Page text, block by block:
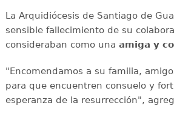
La Arquidiócesis de Santiago de
sensible fallecimiento de su
consideraban como una amiga y
"Encomendamos a su familia,
para que encuentren consuelo y
esperanza de la resurrección",